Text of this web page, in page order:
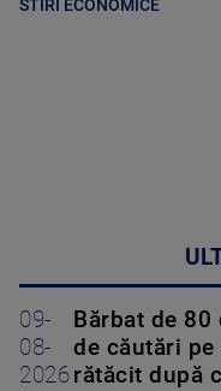
STIRI ECONOMICE
09-
08-
2026
Bărbat de
de căutări
rătăcit după